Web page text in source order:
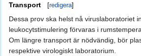
Transport [redigera]
Dessa prov ska helst nå viruslaboratoriet
leukocytstimulering förvaras i
Om längre transport är nödvändig, bör
respektive virologiskt laboratorium.